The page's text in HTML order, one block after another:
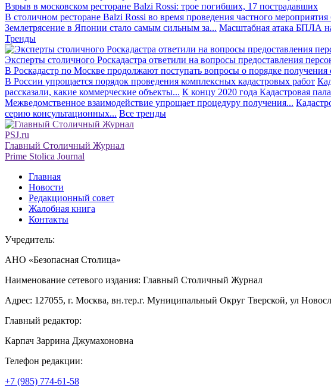
Взрыв в московском ресторане Balzi Rossi: трое погибших, 17 пострадавших
В столичном ресторане Balzi Rossi во время проведения частного
Землетрясение в Японии стало самым сильным за... Масштабная атака БПЛА
Тренды
Эксперты столичного Роскадастра ответили на вопросы предоставления
В Роскадастр по Москве продолжают поступать вопросы о порядке получения
В России упрощается порядок проведения комплексных кадастровых работ
рассказали, какие коммерческие объекты... К концу 2020 года Кадастровая
Межведомственное взаимодействие упрощает процедуру получения...
серию консультационных... Все тренды
PSJ.ru
Главный Столичный Журнал
Prime Stolica Journal
Главная
Новости
Редакционный совет
Жалобная книга
Контакты
Учредитель:
АНО «Безопасная Столица»
Наименование сетевого издания: Главный Столичный Журнал
Адрес: 127055, г. Москва, вн.тер.г. Муниципальный Округ Тверской, ул
Главный редактор:
Карпач Заррина Джумахоновна
Телефон редакции:
+7 (985) 774-61-58